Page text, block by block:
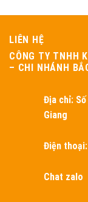
LIÊN HỆ
CÔNG TY TNHH
– CHI NHÁNH
Địa chỉ:
Giang
Điện
Chat zalo